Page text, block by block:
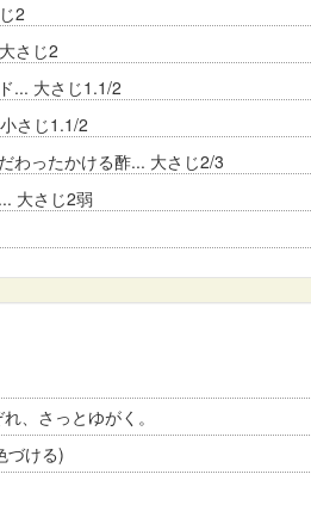
2
大さじ2
大さじ1.1/2
小さじ1.1/2
わったかける酢
大さじ2/3
大さじ2弱
、さっとゆがく。
づける)